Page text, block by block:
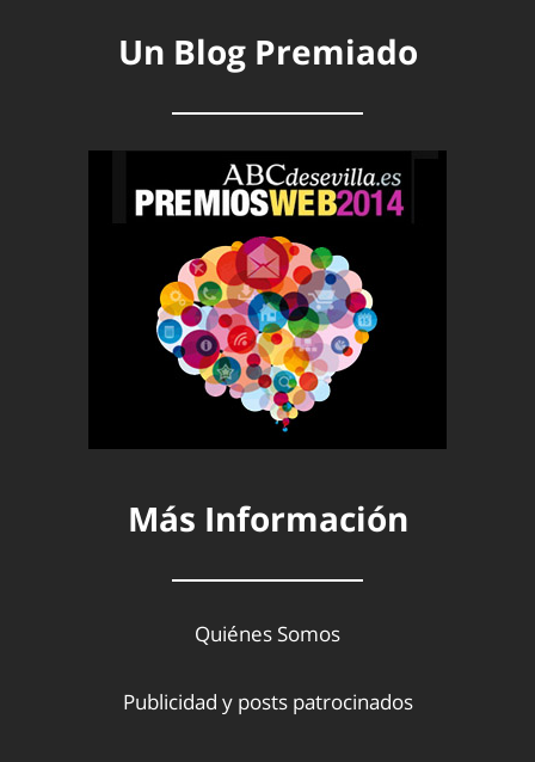
Un Blog Premiado
Más Información
Quiénes Somos
Publicidad y posts patrocinados